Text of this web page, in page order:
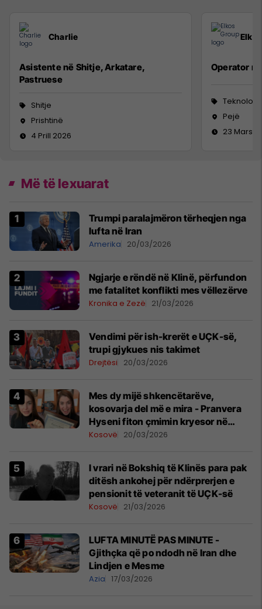
Charlie
Asistente në Shitje, Arkatare,
Pastruese
Shitje
Prishtinë
4 Prill 2026
Operator
Pejë
23 Mars
Më të lexuarat
Trumpi paralajmëron tërheqjen nga
lufta në Iran
Amerika 20/03/2026
Ngjarje e rëndë në Klinë, përfundon
me fatalitet konflikti mes vëllezërve
Kronika e Zezë 21/03/2026
Vendimi për ish-krerët e UÇK-së,
trupi gjykues nis takimet
Drejtësi 20/03/2026
Mes dy mijë shkencëtarëve,
kosovarja del më e mira - Pranvera
Hyseni fiton çmimin kryesor në
konferencën më të madhe për
Kosovë 20/03/2026
​I vrari në Bokshiq të Klinës para pak
ditësh ankohej për ndërprerjen e
pensionit të veteranit të UÇK-së
Kosovë 21/03/2026
LUFTA MINUTË PAS MINUTE -
Gjithçka që po ndodh në Iran dhe
Lindjen e Mesme
Azia 17/03/2026